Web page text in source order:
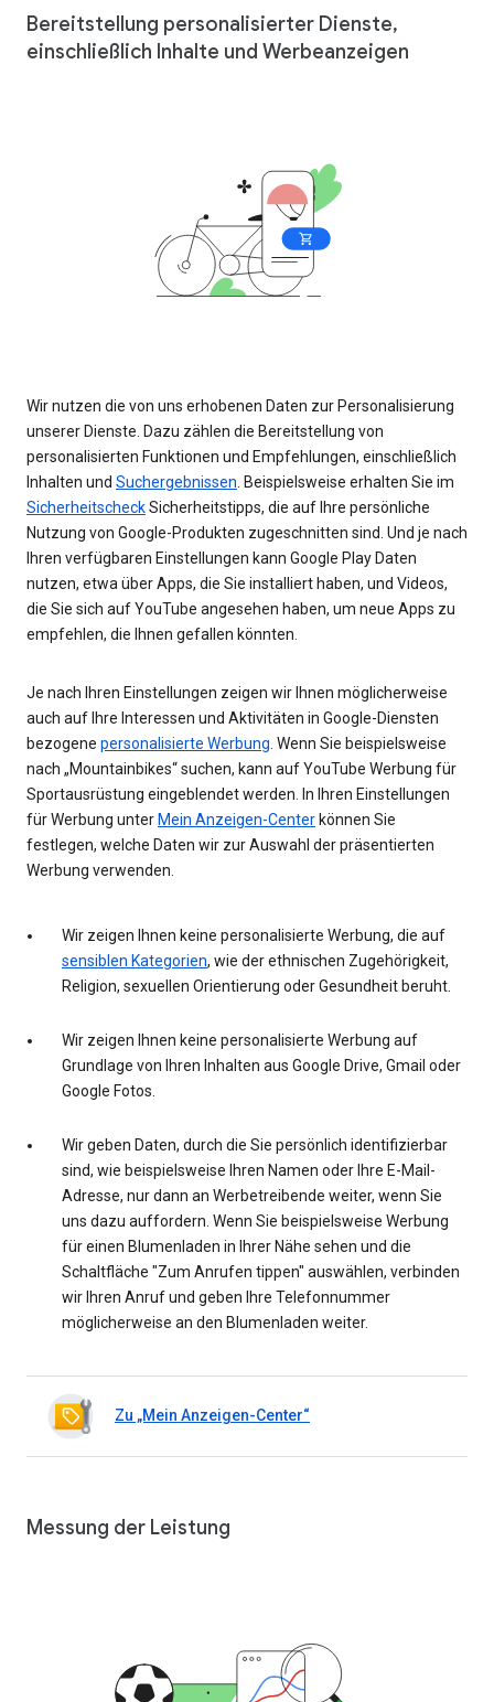
Bereitstellung personalisierter Dienste,
einschließlich Inhalte und Werbeanzeigen
Wir nutzen die von uns erhobenen Daten zur Personalisierung
unserer Dienste. Dazu zählen die Bereitstellung von
personalisierten Funktionen und Empfehlungen, einschließlich
Inhalten und Suchergebnissen . Beispielsweise erhalten Sie im
SicherheitscheckSicherheitstipps, die auf Ihre persönliche
Nutzung von Google-Produkten zugeschnitten sind. Und je nach
Ihren verfügbaren Einstellungen kann Google Play Daten
nutzen, etwa über Apps, die Sie installiert haben, und Videos,
die Sie sich auf YouTube angesehen haben, um neue Apps zu
empfehlen, die Ihnen gefallen könnten.
Je nach Ihren Einstellungen zeigen wir Ihnen möglicherweise
auch auf Ihre Interessen und Aktivitäten in Google-Diensten
bezogene personalisierte Werbung . Wenn Sie beispielsweise
nach „Mountainbikes“ suchen, kann auf YouTube Werbung für
Sportausrüstung eingeblendet werden. In Ihren Einstellungen
für Werbung unterMein Anzeigen-Centerkönnen Sie
festlegen, welche Daten wir zur Auswahl der präsentierten
Werbung verwenden.
Wir zeigen Ihnen keine personalisierte Werbung, die auf
sensiblen Kategorien, wie der ethnischen Zugehörigkeit,
Religion, sexuellen Orientierung oder Gesundheit beruht.
Wir zeigen Ihnen keine personalisierte Werbung auf
Grundlage von Ihren Inhalten aus Google Drive, Gmail oder
Google Fotos.
Wir geben Daten, durch die Sie persönlich identifizierbar
sind, wie beispielsweise Ihren Namen oder Ihre E-Mail-
Adresse, nur dann an Werbetreibende weiter, wenn Sie
uns dazu auffordern. Wenn Sie beispielsweise Werbung
für einen Blumenladen in Ihrer Nähe sehen und die
Schaltfläche "Zum Anrufen tippen" auswählen, verbinden
wir Ihren Anruf und geben Ihre Telefonnummer
möglicherweise an den Blumenladen weiter.
Zu „Mein Anzeigen-Center“
Messung der Leistung